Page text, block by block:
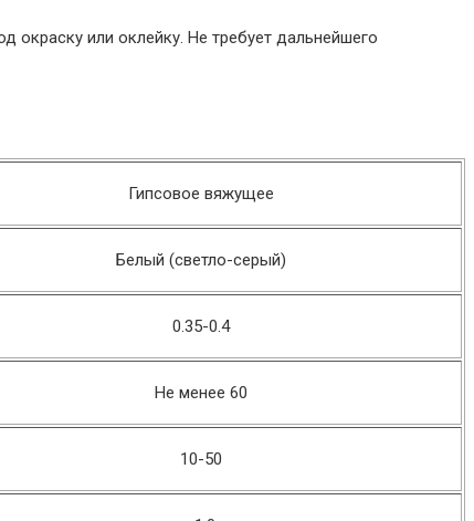
окраску или оклейку. Не требует дальнейшего
Гипсовое вяжущее
Белый (светло-серый)
0.35-0.4
Не менее 60
10-50